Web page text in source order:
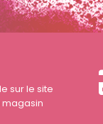
sur le site